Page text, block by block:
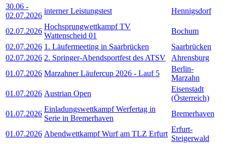
30.06 -
02.07.2026
interner Leistungstest Hennigsdorf
02.07.2026
Hochsprungwettkampf TV
Wattenscheid 01
Bochum
02.07.2026 1. Läufermeeting in Saarbrücken
Saarbrücken
02.07.2026 2. Springer-Abendsportfest des ATSV
Ahrensburg
01.07.2026 Marzahner Läufercup 2026 - Lauf 5
Berlin-
Marzahn
01.07.2026 Austrian Open
Eisenstadt
(Österreich)
01.07.2026
Einladungswettkampf Werfertag in
Serie in Bremerhaven
Bremerhaven
01.07.2026 Abendwettkampf Wurf am TLZ Erfurt
Erfurt-
Steigerwald